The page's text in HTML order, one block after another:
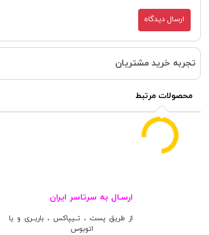
ارسال دیدگاه
تجربه خرید مشتریان
محصولات مرتبط
ارسـال به سرتاسر ایران
از طریق پست ، تــیپاکس ، باربــری و یا
اتوبوس